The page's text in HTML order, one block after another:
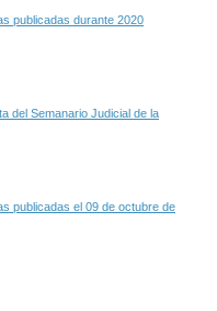
publicadas durante 2020
del Semanario Judicial de la
publicadas el 09 de octubre de